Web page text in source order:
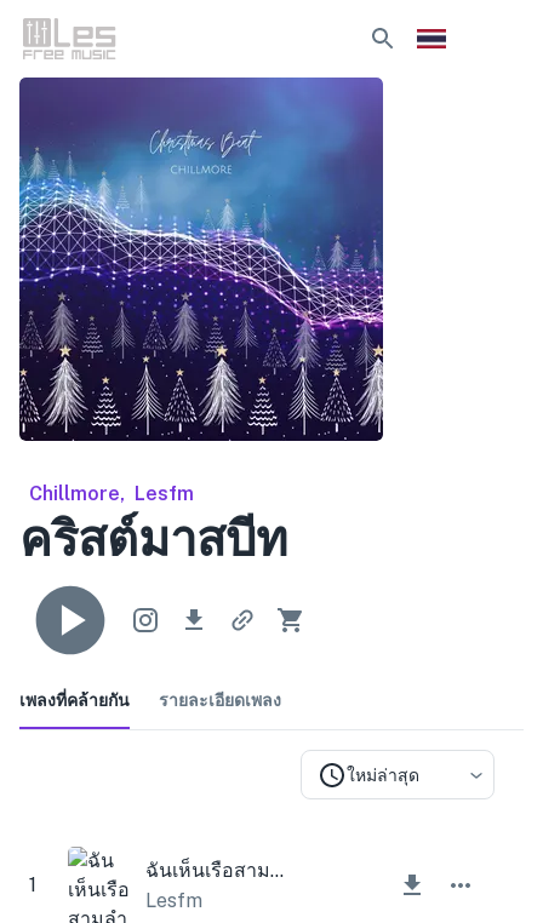
Chillmore, Lesfm
คริสต์มาสบีท
เพลงที่คล้ายกัน รายละเอียดเพลง
ใหม่ล่าสุด
1
ฉันเห็นเรือสามลำ (ระฆังคริสต์มาส)
Lesfm